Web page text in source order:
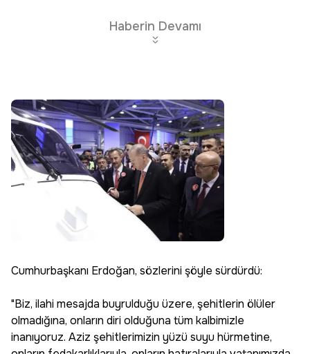
Haberin Devamı
Cumhurbaşkanı Erdoğan, sözlerini şöyle sürdürdü:
"Biz, ilahi mesajda buyrulduğu üzere, şehitlerin ölüler
olmadığına, onların diri olduğuna tüm kalbimizle
inanıyoruz. Aziz şehitlerimizin yüzü suyu hürmetine,